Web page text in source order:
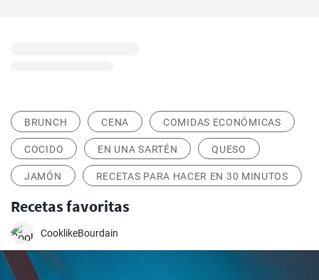
BRUNCH CENA COMIDAS ECONÓMICAS
COCIDO EN UNA SARTÉN QUESO
JAMÓN RECETAS PARA HACER EN 30 MINUTOS
Recetas favoritas
CooklikeBourdain